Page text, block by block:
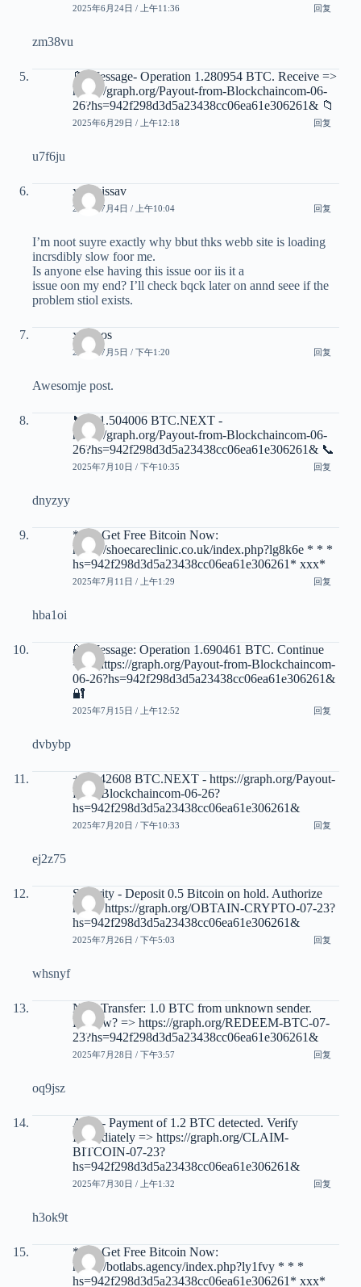
2025年6月24日 / 上午11:36 回复
zm38vu
📁 Message- Operation 1.280954 BTC. Receive =>
https://graph.org/Payout-from-Blockchaincom-06-
26?hs=942f298d3d5a23438cc06ea61e306261& 📁
2025年6月29日 / 上午12:18 回复
u7f6ju
xxxmissav
2025年7月4日 / 上午10:04 回复
I’m noot suyre exactly why bbut thks webb site is loading
incrsdibly slow foor me.
Is anyone else having this issue oor iis it a
issue oon my end? I’ll check bqck later on annd seee if the
problem stiol exists.
xvideos
2025年7月5日 / 下午1:20 回复
Awesomje post.
📞 + 1.504006 BTC.NEXT -
https://graph.org/Payout-from-Blockchaincom-06-
26?hs=942f298d3d5a23438cc06ea61e306261& 📞
2025年7月10日 / 下午10:35 回复
dnyzyy
* * * Get Free Bitcoin Now:
https://shoecareclinic.co.uk/index.php?lg8k6e * * *
hs=942f298d3d5a23438cc06ea61e306261* ххх*
2025年7月11日 / 上午1:29 回复
hba1oi
🔐 Message: Operation 1.690461 BTC. Continue
=>> https://graph.org/Payout-from-Blockchaincom-
06-26?hs=942f298d3d5a23438cc06ea61e306261&
🔐
2025年7月15日 / 上午12:52 回复
dvbybp
+ 1.142608 BTC.NEXT - https://graph.org/Payout-
from-Blockchaincom-06-26?
hs=942f298d3d5a23438cc06ea61e306261&
2025年7月20日 / 下午10:33 回复
ej2z75
Security - Deposit 0.5 Bitcoin on hold. Authorize
here › https://graph.org/OBTAIN-CRYPTO-07-23?
hs=942f298d3d5a23438cc06ea61e306261&
2025年7月26日 / 下午5:03 回复
whsnyf
New Transfer: 1.0 BTC from unknown sender.
Review? => https://graph.org/REDEEM-BTC-07-
23?hs=942f298d3d5a23438cc06ea61e306261&
2025年7月28日 / 下午3:57 回复
oq9jsz
Alert - Payment of 1.2 BTC detected. Verify
Immediately => https://graph.org/CLAIM-
BITCOIN-07-23?
hs=942f298d3d5a23438cc06ea61e306261&
2025年7月30日 / 上午1:32 回复
h3ok9t
* * * Get Free Bitcoin Now:
https://botlabs.agency/index.php?ly1fvy * * *
hs=942f298d3d5a23438cc06ea61e306261* ххх*